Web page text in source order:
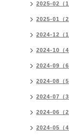
2025-02（1
2025-01（2
2024-12（1
2024-10（4
2024-09（6
2024-08（5
2024-07（3
2024-06（2
2024-05（4